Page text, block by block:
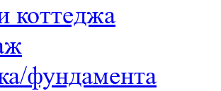
коттеджа
фундамента